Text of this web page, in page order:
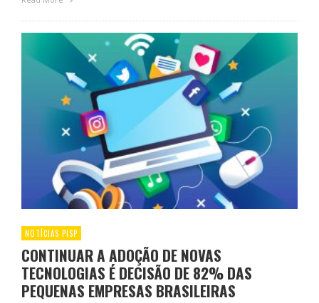
NOTÍCIAS PISP
CONTINUAR A ADOÇÃO DE NOVAS
TECNOLOGIAS É DECISÃO DE 82% DAS
PEQUENAS EMPRESAS BRASILEIRAS